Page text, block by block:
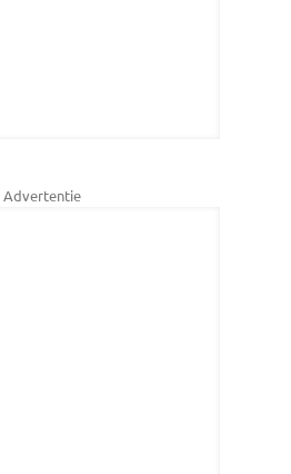
Advertentie